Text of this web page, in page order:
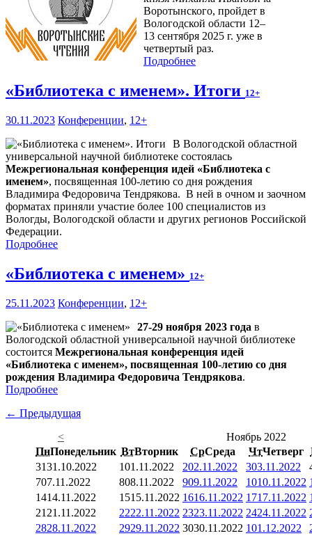
Воротынского, пройдет в
Вологодской области 12–
13 сентября 2025 г. уже в
четвертый раз.
Подробнее
«Библиотека с именем». Итоги 12+
30.11.2023 Конференции, 12+
В Вологодской областной
универсальной научной библиотеке состоялась
Межрегиональная конференция идей «Библиотека с
именем», посвященная 100-летию со дня рождения
Владимира Федоровича Тендрякова. В ней в очном и заочном
форматах приняли участие более 100 специалистов из
Вологды, Вологодской области и других регионов Российской
Федерации.
Подробнее
«Библиотека с именем» 12+
25.11.2023 Конференции, 12+
27-29 ноября 2023 года в
Вологодской областной универсальной научной библиотеке
состоится Межрегиональная конференция идей
«Библиотека с именем», посвященная 100-летию со дня
рождения Владимира Федоровича Тендрякова.
Подробнее
← Предыдущая
<
Ноябрь 2022
ПнПонедельник ВтВторник СрСреда ЧтЧетверг
3131.10.2022 101.11.2022 202.11.2022 303.11.2022
707.11.2022 808.11.2022 909.11.2022 1010.11.2022
1414.11.2022 1515.11.2022 1616.11.2022 1717.11.2022
21 21.11.2022 2222.11.2022 2323.11.2022 2424.11.2022
2828.11.2022 2929.11.2022 3030.11.2022 101.12.2022